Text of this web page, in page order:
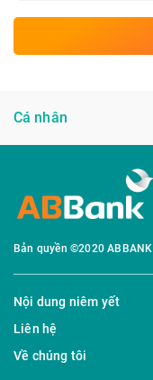
Cá nhân
Bản quyền ©2020 ABBANK
Nội dung niêm yết
Liên hệ
Về chúng tôi